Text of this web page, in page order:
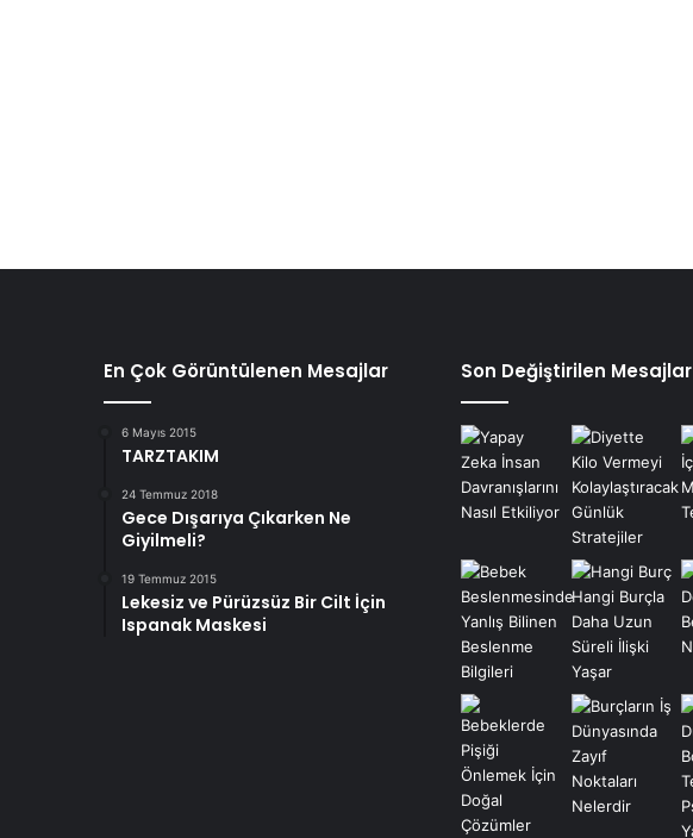
En Çok Görüntülenen Mesajlar
6 Mayıs 2015
TARZTAKIM
24 Temmuz 2018
Gece Dışarıya Çıkarken Ne
Giyilmeli?
19 Temmuz 2015
Lekesiz ve Pürüzsüz Bir Cilt İçin
Ispanak Maskesi
Son Değiştirilen Mesajlar